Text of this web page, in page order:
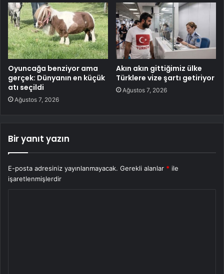
Oyuncağa benziyor ama
gerçek: Dünyanın en küçük
atı seçildi
Ağustos 7, 2026
Akın akın gittiğimiz ülke
Türklere vize şartı getiriyor
Ağustos 7, 2026
Bir yanıt yazın
E-posta adresiniz yayınlanmayacak. Gerekli alanlar * ile
işaretlenmişlerdir